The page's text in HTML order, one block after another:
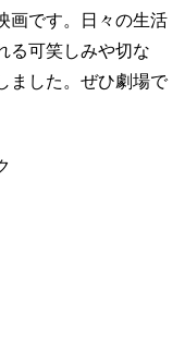
画です。日々の生活
る可笑しみや切な
ました。ぜひ劇場で